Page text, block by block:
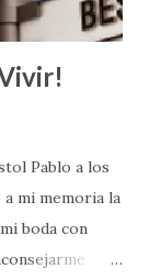
Pablo a los
mi memoria la
boda con